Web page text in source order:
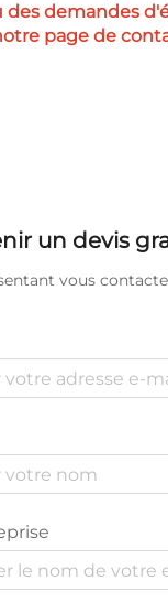
demandes
page de
un devis
vous